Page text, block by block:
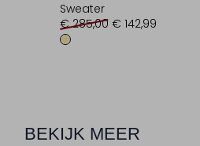
Sweater
€ 285,00 € 142,99
BEKIJK MEER